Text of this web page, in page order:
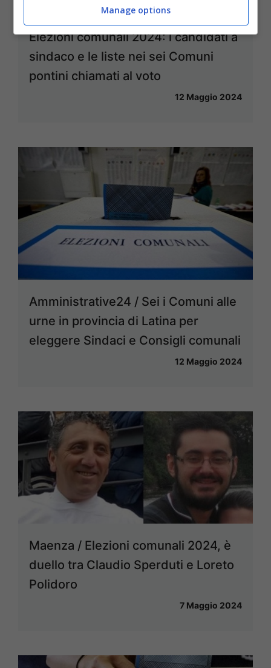
Elezioni comunali 2024: i candidati a
sindaco e le liste nei sei Comuni
pontini chiamati al voto
12 Maggio 2024
Amministrative24 / Sei i Comuni alle
urne in provincia di Latina per
eleggere Sindaci e Consigli comunali
12 Maggio 2024
Maenza / Elezioni comunali 2024, è
duello tra Claudio Sperduti e Loreto
Polidoro
7 Maggio 2024
Manage options